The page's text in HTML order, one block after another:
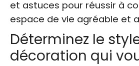
et astuces pour réussir à
espace de vie agréable et
Déterminez le
décoration qui